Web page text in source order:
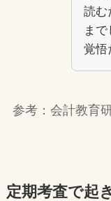
読む
ま
覚悟
参考：会計教育
定期考査で起